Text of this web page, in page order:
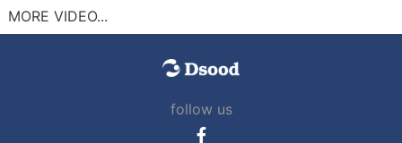
MORE VIDEO...
follow us